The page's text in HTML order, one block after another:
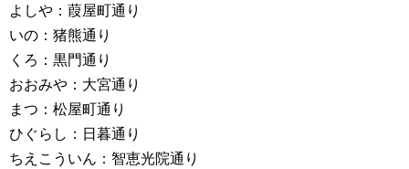
よしや：葭屋町通り
いの：猪熊通り
くろ：黒門通り
おおみや：大宮通り
まつ：松屋町通り
ひぐらし：日暮通り
ちえこういん：智恵光院通り